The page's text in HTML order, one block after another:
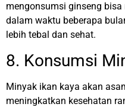
mengonsumsi ginseng
dalam waktu beberapa
lebih tebal dan sehat.
8. Konsumsi
Minyak ikan kaya akan
meningkatkan kesehatan